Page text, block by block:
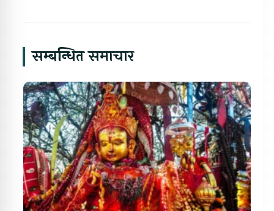
सम्बन्धित समाचार